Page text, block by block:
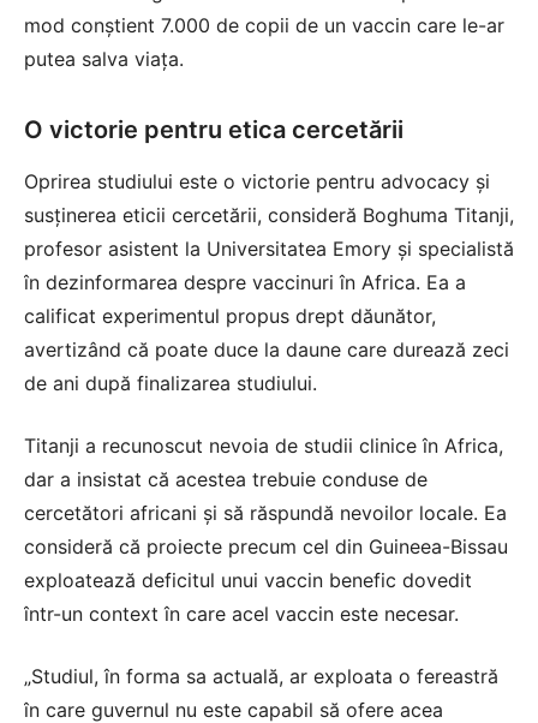
mod conștient 7.000 de copii de un vaccin care le-ar
putea salva viața.
O victorie pentru etica cercetării
Oprirea studiului este o victorie pentru advocacy și
susținerea eticii cercetării, consideră Boghuma Titanji,
profesor asistent la Universitatea Emory și specialistă
în dezinformarea despre vaccinuri în Africa. Ea a
calificat experimentul propus drept dăunător,
avertizând că poate duce la daune care durează zeci
de ani după finalizarea studiului.
Titanji a recunoscut nevoia de studii clinice în Africa,
dar a insistat că acestea trebuie conduse de
cercetători africani și să răspundă nevoilor locale. Ea
consideră că proiecte precum cel din Guineea-Bissau
exploatează deficitul unui vaccin benefic dovedit
într-un context în care acel vaccin este necesar.
„Studiul, în forma sa actuală, ar exploata o fereastră
în care guvernul nu este capabil să ofere acea